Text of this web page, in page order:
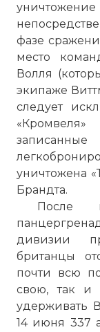
уничтожение
фазе
место
Волля
экипаже
следует
уничтожена
Брандта.
После
дивизии
британцы
почти всю
свою, так и
удерживать
14 июня 337